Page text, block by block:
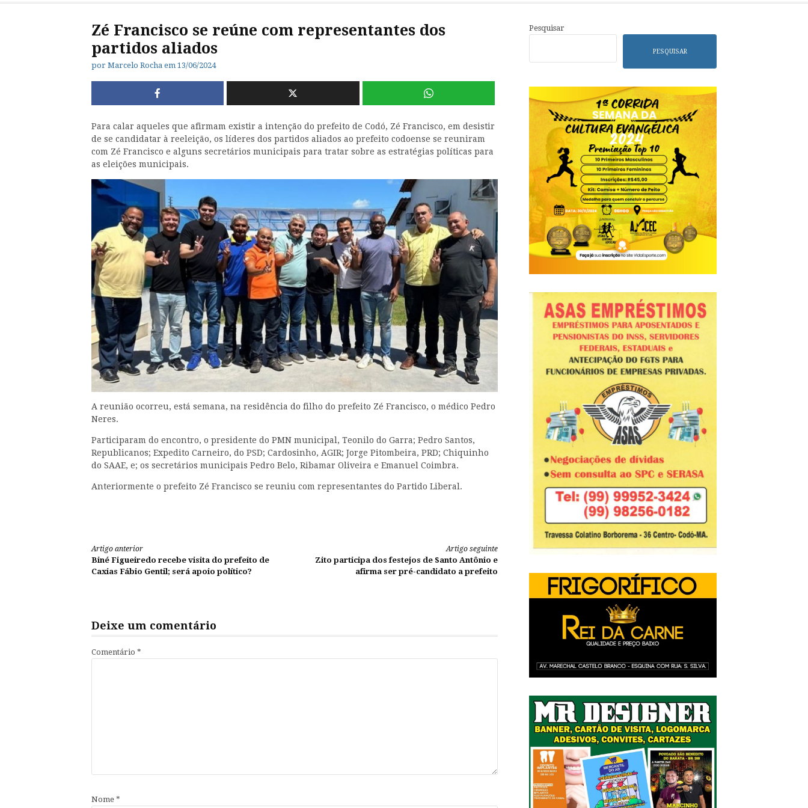
Zé Francisco se reúne com representantes dos
partidos aliados
por Marcelo Rocha em 13/06/2024
Para calar aqueles que afirmam existir a intenção do prefeito de Codó, Zé Francisco, em desistir
de se candidatar à reeleição, os líderes dos partidos aliados ao prefeito codoense se reuniram
com Zé Francisco e alguns secretários municipais para tratar sobre as estratégias políticas para
as eleições municipais.
A reunião ocorreu, está semana, na residência do filho do prefeito Zé Francisco, o médico Pedro
Neres.
Participaram do encontro, o presidente do PMN municipal, Teonilo do Garra; Pedro Santos,
Republicanos; Expedito Carneiro, do PSD; Cardosinho, AGIR; Jorge Pitombeira, PRD; Chiquinho
do SAAE, e; os secretários municipais Pedro Belo, Ribamar Oliveira e Emanuel Coimbra.
Anteriormente o prefeito Zé Francisco se reuniu com representantes do Partido Liberal.
Continue
lendo
Artigo anterior
Biné Figueiredo recebe visita do prefeito de
Caxias Fábio Gentil; será apoio político?
Artigo seguinte
Zito participa dos festejos de Santo Antônio e
afirma ser pré-candidato a prefeito
Deixe um comentário
Comentário *
Nome *
Pesquisar
PESQUISAR